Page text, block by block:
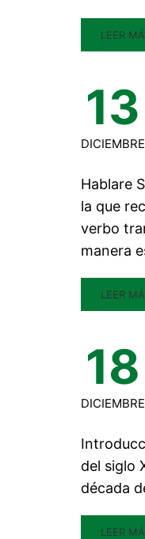
LEER
13
DICIEMBRE
Hablare
la que
verbo
manera
LEER
18
DICIEMBRE
del siglo
década
LEER